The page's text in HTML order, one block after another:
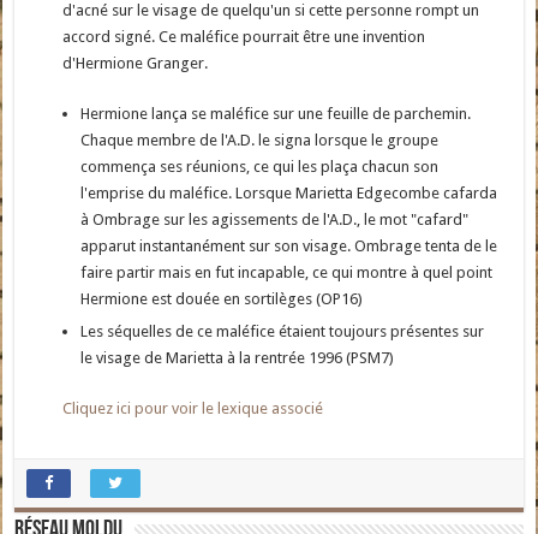
d'acné sur le visage de quelqu'un si cette personne rompt un
accord signé. Ce maléfice pourrait être une invention
d'Hermione Granger.
Hermione lança se maléfice sur une feuille de parchemin.
Chaque membre de l'A.D. le signa lorsque le groupe
commença ses réunions, ce qui les plaça chacun son
l'emprise du maléfice. Lorsque Marietta Edgecombe cafarda
à Ombrage sur les agissements de l'A.D., le mot "cafard"
apparut instantanément sur son visage. Ombrage tenta de le
faire partir mais en fut incapable, ce qui montre à quel point
Hermione est douée en sortilèges (OP16)
Les séquelles de ce maléfice étaient toujours présentes sur
le visage de Marietta à la rentrée 1996 (PSM7)
Cliquez ici pour voir le lexique associé